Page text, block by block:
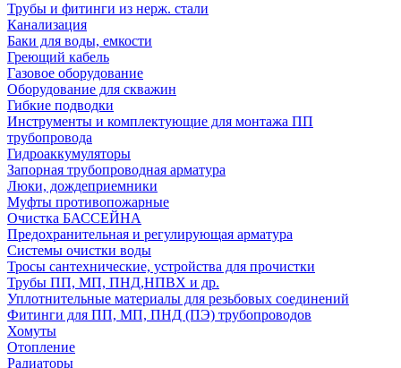
Трубы и фитинги из нерж. стали
Канализация
Баки для воды, емкости
Греющий кабель
Газовое оборудование
Оборудование для скважин
Гибкие подводки
Инструменты и комплектующие для монтажа ПП
трубопровода
Гидроаккумуляторы
Запорная трубопроводная арматура
Люки, дождеприемники
Муфты противопожарные
Очистка БАССЕЙНА
Предохранительная и регулирующая арматура
Системы очистки воды
Тросы сантехнические, устройства для прочистки
Трубы ПП, МП, ПНД,НПВХ и др.
Уплотнительные материалы для резьбовых соединений
Фитинги для ПП, МП, ПНД (ПЭ) трубопроводов
Хомуты
Отопление
Радиаторы